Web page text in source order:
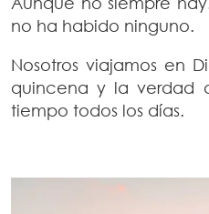
no ha habido ninguno.
Nosotros viajamos en
quincena y la verdad
tiempo todos los días.